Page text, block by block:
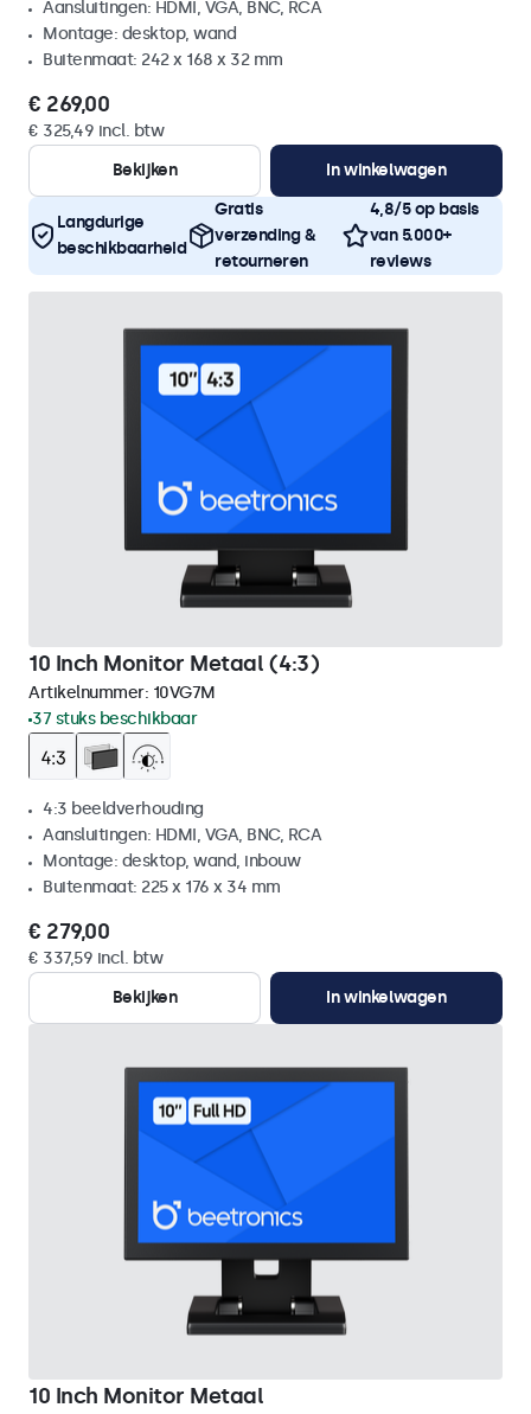
Aansluitingen: HDMI, VGA, BNC, RCA
Montage: desktop, wand
Buitenmaat: 242 x 168 x 32 mm
€ 269,00
€ 325,49 incl. btw
Bekijken
In winkelwagen
Langdurige
beschikbaarheid
Gratis
verzending &
retourneren
4,8/5 op basis
van 5.000+
reviews
10 Inch Monitor Metaal (4:3)
Artikelnummer: 10VG7M
37 stuks beschikbaar
4:3 beeldverhouding
Aansluitingen: HDMI, VGA, BNC, RCA
Montage: desktop, wand, inbouw
Buitenmaat: 225 x 176 x 34 mm
€ 279,00
€ 337,59 incl. btw
Bekijken
In winkelwagen
10 Inch Monitor Metaal